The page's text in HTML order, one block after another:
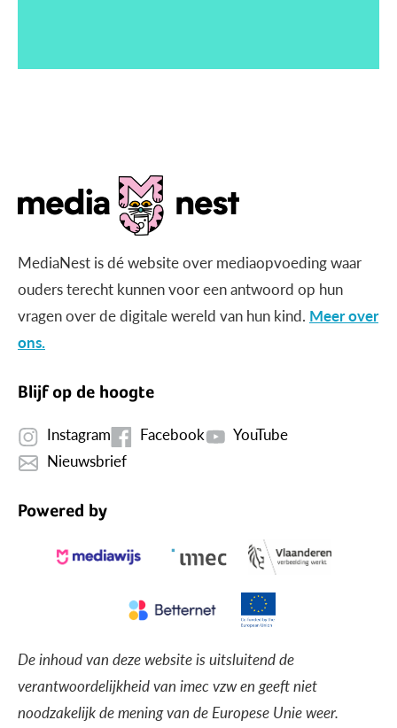
MediaNest is dé website over mediaopvoeding waar
ouders terecht kunnen voor een antwoord op hun
vragen over de digitale wereld van hun kind. Meer over
ons.
Blijf op de hoogte
Instagram Facebook
YouTube
Nieuwsbrief
Powered by
De inhoud van deze website is uitsluitend de
verantwoordelijkheid van imec vzw en geeft niet
noodzakelijk de mening van de Europese Unie weer.